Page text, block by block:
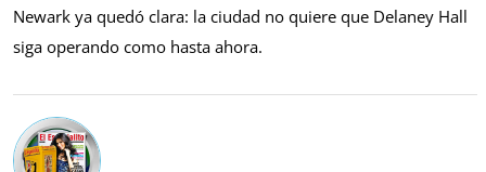
Newark ya quedó clara: la ciudad no quiere que Delaney Hall
siga operando como hasta ahora.